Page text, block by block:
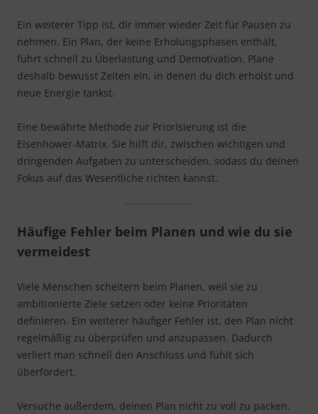
Ein weiterer Tipp ist, dir immer wieder Zeit für Pausen zu
nehmen. Ein Plan, der keine Erholungsphasen enthält,
führt schnell zu Überlastung und Demotivation. Plane
deshalb bewusst Zeiten ein, in denen du dich erholst und
neue Energie tankst.
Eine bewährte Methode zur Priorisierung ist die
Eisenhower-Matrix. Sie hilft dir, zwischen wichtigen und
dringenden Aufgaben zu unterscheiden, sodass du deinen
Fokus auf das Wesentliche richten kannst.
Häufige Fehler beim Planen und wie du sie
vermeidest
Viele Menschen scheitern beim Planen, weil sie zu
ambitionierte Ziele setzen oder keine Prioritäten
definieren. Ein weiterer häufiger Fehler ist, den Plan nicht
regelmäßig zu überprüfen und anzupassen. Dadurch
verliert man schnell den Anschluss und fühlt sich
überfordert.
Versuche außerdem, deinen Plan nicht zu voll zu packen.